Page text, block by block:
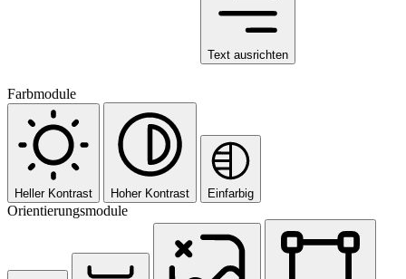
Text ausrichten
Farbmodule
Heller Kontrast Hoher Kontrast Einfarbig
Orientierungsmodule